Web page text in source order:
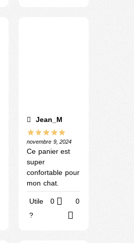
Jean_M
novembre 9, 2024
Ce panier est
super
confortable pour
mon chat.
Utile
?
0 0